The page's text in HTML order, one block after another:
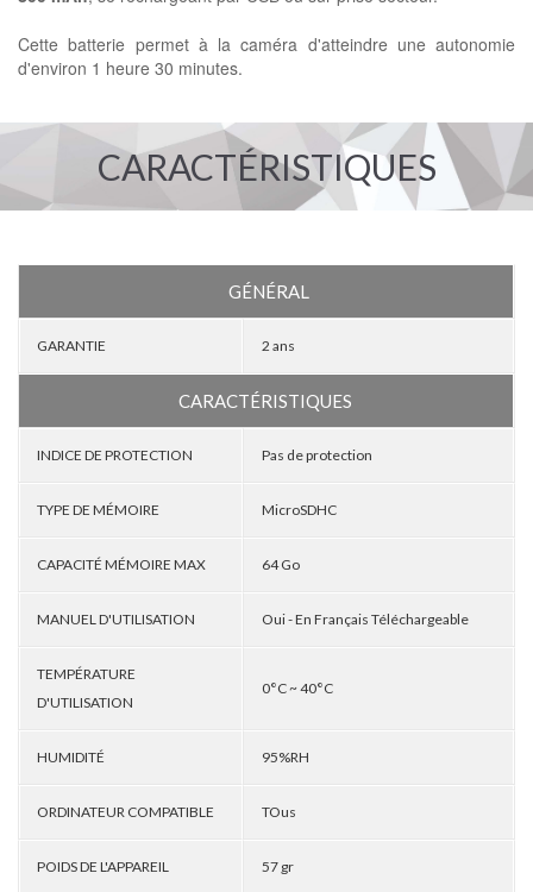
Cette batterie permet à la caméra d'atteindre une autonomie
d'environ 1 heure 30 minutes.
CARACTÉRISTIQUES
GÉNÉRAL
GARANTIE 2 ans
CARACTÉRISTIQUES
INDICE DE PROTECTION Pas de protection
TYPE DE MÉMOIRE MicroSDHC
CAPACITÉ MÉMOIRE MAX 64 Go
MANUEL D'UTILISATION Oui - En Français Téléchargeable
TEMPÉRATURE
D'UTILISATION
0°C ~ 40°C
HUMIDITÉ 95%RH
ORDINATEUR COMPATIBLE TOus
POIDS DE L'APPAREIL 57 gr